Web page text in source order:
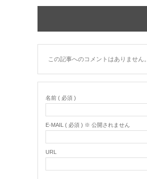
この記事へのコメントはありません。
名前 ( 必須 )
E-MAIL ( 必須 ) ※ 公開されません
URL